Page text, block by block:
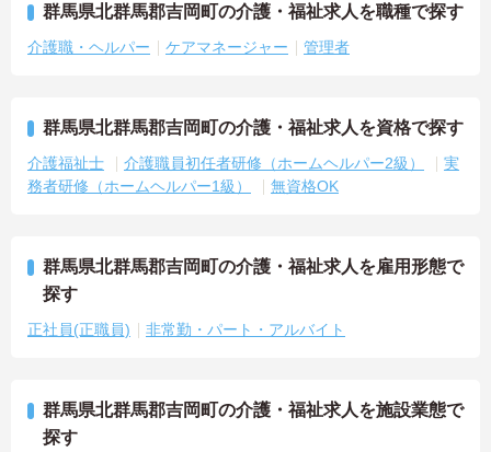
群馬県北群馬郡吉岡町の介護・福祉求人を職種で探す
介護職・ヘルパー ケアマネージャー 管理者
群馬県北群馬郡吉岡町の介護・福祉求人を資格で探す
介護福祉士 介護職員初任者研修（ホームヘルパー2級）
実
務者研修（ホームヘルパー1級）
無資格OK
群馬県北群馬郡吉岡町の介護・福祉求人を雇用形態で
探す
正社員(正職員) 非常勤・パート・アルバイト
群馬県北群馬郡吉岡町の介護・福祉求人を施設業態で
探す